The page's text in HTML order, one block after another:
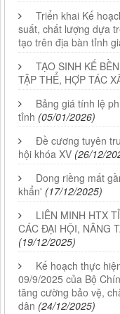
Triển khai Kế
suất, chất lượng dựa
tạo trên địa bàn tỉnh
TẠO SINH KẾ
TẬP THỂ, HỢP TÁC
Bảng giá tính lệ
tỉnh (05/01/2026)
Đề cương tuyên
hội khóa XV (26/12/
Dong riềng mất
khẩn' (17/12/2025)
LIÊN MINH HTX
CÁC ĐẠI HỘI, NÂNG
(19/12/2025)
Kế hoạch thực
09/9/2025 của Bộ
tăng cường bảo vệ,
dân (24/12/2025)